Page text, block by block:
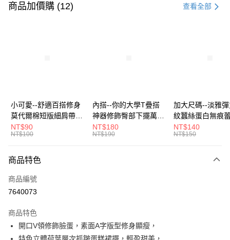
信用卡一次付款
悠遊付
Google Pay
全盈+PAY
大哥付你分期
【大哥付你分期使用說明】
1.本服務由台灣大哥大提供，台灣大哥大用戶可立即使用無須另外申請。
流程，驗證手機門號後，選擇欲分期的期數、繳款截止日，確認付款後即完
成交易。
3.實際核准額度、可分期數及費用金額請依後續交易確認頁面所載為準。
4.訂單成立30分鐘內，如未前往確認交易或遇審核未通過，訂單將自動取
AFTEE先享後付
【關於「AFTEE先享後付」】
AFTEE先享後付是「在收到商品之後才付款」的支付方式。 讓您購物簡單
便利好安心！
商品加價購 (12) 查看全部
小可愛--舒適百搭修身
莫代爾棉短版細肩帶素
色背心(白.黑.灰L-2L)-
U582眼圈熊中大尺碼
NT$90
NT$100
內搭--你的大學T疊搭
神器修飾臀部下擺萬用
內搭裙/遮臀裙(黑2L-
6L)-Q155眼圈熊中大
NT$180
NT$190
加大尺碼--淡雅
紋蠶絲蛋白無痕
角內褲(白.粉.藍.
3L)-L28眼圈熊中
NT$140
NT$150
商品特色
商品編號
7640073
商品特色
開口V領修飾臉蛋，素面A字版型修身顯瘦，
特色立體荷葉層次抓皺蛋糕裙擺，輕盈甜美，